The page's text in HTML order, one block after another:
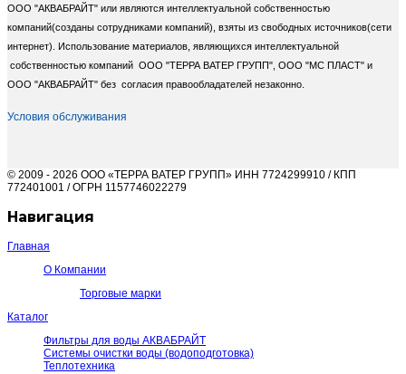
ООО "АКВАБРАЙТ" или являются интеллектуальной собственностью
компаний(созданы сотрудниками компаний), взяты из свободных источников(сети
интернет). Использование материалов, являющихся интеллектуальной
собственностью компаний ООО "ТЕРРА ВАТЕР ГРУПП", ООО "МС ПЛАСТ" и
ООО "АКВАБРАЙТ" без согласия правообладателей незаконно.
Условия обслуживания
© 2009 - 2026 ООО «ТЕРРА ВАТЕР ГРУПП» ИНН 7724299910 / КПП
772401001 / ОГРН 1157746022279
Навигация
Главная
О Компании
Торговые марки
Каталог
Фильтры для воды АКВАБРАЙТ
Системы очистки воды (водоподготовка)
Теплотехника